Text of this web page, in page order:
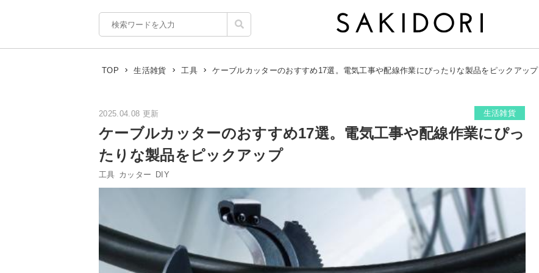
TOP 生活雑貨 工具 ケーブルカッターのおすすめ17選。電気工事や配線作業にぴったりな製品をピックアップ
2025.04.08 更新 生活雑貨
ケーブルカッターのおすすめ17選。電気工事や配線作業にぴっ
たりな製品をピックアップ
工具 カッター DIY